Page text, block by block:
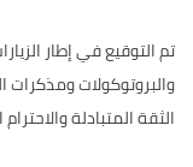
تم التوقيع في إطار
والبروتوكولات ومذكرات
الثقة المتبادلة والاحترام